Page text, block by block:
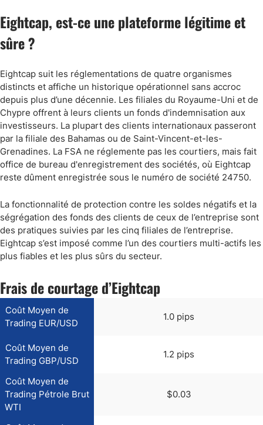
Eightcap, est-ce une plateforme légitime et
sûre ?
Eightcap suit les réglementations de quatre organismes
distincts et affiche un historique opérationnel sans accroc
depuis plus d’une décennie. Les filiales du Royaume-Uni et de
Chypre offrent à leurs clients un fonds d'indemnisation aux
investisseurs. La plupart des clients internationaux passeront
par la filiale des Bahamas ou de Saint-Vincent-et-les-
Grenadines. La FSA ne réglemente pas les courtiers, mais fait
office de bureau d'enregistrement des sociétés, où Eightcap
reste dûment enregistrée sous le numéro de société 24750.
La fonctionnalité de protection contre les soldes négatifs et la
ségrégation des fonds des clients de ceux de l’entreprise sont
des pratiques suivies par les cinq filiales de l’entreprise.
Eightcap s’est imposé comme l’un des courtiers multi-actifs les
plus fiables et les plus sûrs du secteur.
Frais de courtage d’Eightcap
Coût Moyen de
Trading EUR/USD
1.0 pips
Coût Moyen de
Trading GBP/USD
1.2 pips
Coût Moyen de
Trading Pétrole Brut
WTI
$0.03